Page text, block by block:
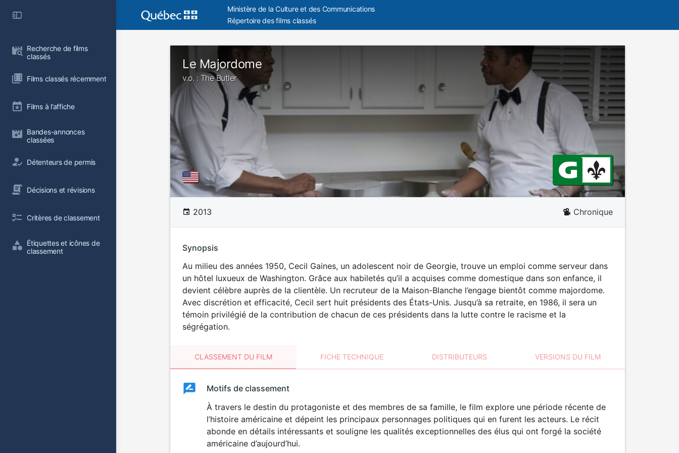
Recherche de films
classés
Films classés récemment
Films à l’affiche
Bandes-annonces
classées
Détenteurs de permis
Décisions et révisions
Critères de classement
Étiquettes et icônes de
classement
Ministère de la Culture et des Communications
Répertoire des films classés
Le Majordome
v.o. : The Butler
2013 Chronique
Synopsis
Au milieu des années 1950, Cecil Gaines, un adolescent noir de Georgie, trouve un emploi comme serveur dans
un hôtel luxueux de Washington. Grâce aux habiletés qu’il a acquises comme domestique dans son enfance, il
devient célèbre auprès de la clientèle. Un recruteur de la Maison-Blanche l’engage bientôt comme majordome.
Avec discrétion et efficacité, Cecil sert huit présidents des États-Unis. Jusqu’à sa retraite, en 1986, il sera un
témoin privilégié de la contribution de chacun de ces présidents dans la lutte contre le racisme et la
ségrégation.
CLASSEMENT DU FILM FICHE TECHNIQUE DISTRIBUTEURS VERSIONS DU FILM
ClassementClassement
Motifs de classement
À travers le destin du protagoniste et des membres de sa famille, le film explore une période récente de
l’histoire américaine et dépeint les principaux personnages politiques qui en furent les acteurs. Le récit
abonde en détails intéressants et souligne les qualités exceptionnelles des élus qui ont forgé la société
américaine d’aujourd’hui.